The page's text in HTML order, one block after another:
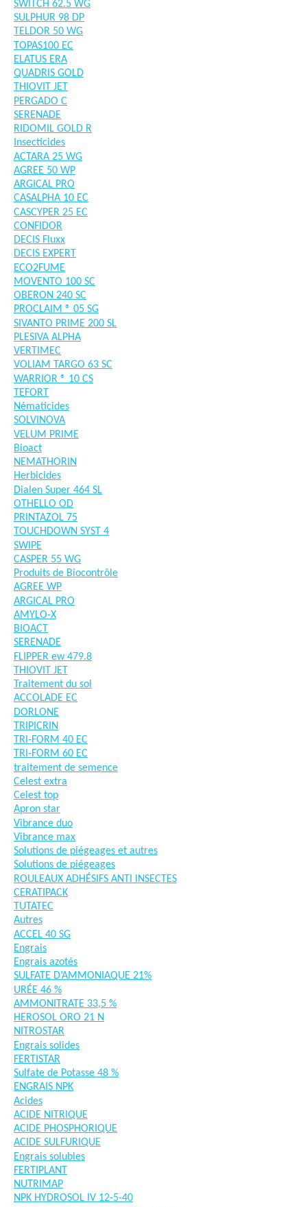
SWITCH 62.5 WG
SULPHUR 98 DP
TELDOR 50 WG
TOPAS100 EC
ELATUS ERA
QUADRIS GOLD
THIOVIT JET
PERGADO C
SERENADE
RIDOMIL GOLD R
Insecticides
ACTARA 25 WG
AGREE 50 WP
ARGICAL PRO
CASALPHA 10 EC
CASCYPER 25 EC
CONFIDOR
DECIS Fluxx
DECIS EXPERT
ECO2FUME
MOVENTO 100 SC
OBERON 240 SC
PROCLAIM ® 05 SG
SIVANTO PRIME 200 SL
PLESIVA ALPHA
VERTIMEC
VOLIAM TARGO 63 SC
WARRIOR ® 10 CS
TEFORT
Nématicides
SOLVINOVA
VELUM PRIME
Bioact
NEMATHORIN
Herbicides
Dialen Super 464 SL
OTHELLO OD
PRINTAZOL 75
TOUCHDOWN SYST 4
SWIPE
CASPER 55 WG
Produits de Biocontrôle
AGREE WP
ARGICAL PRO
AMYLO-X
BIOACT
SERENADE
FLIPPER ew 479.8
THIOVIT JET
Traitement du sol
ACCOLADE EC
DORLONE
TRIPICRIN
TRI-FORM 40 EC
TRI-FORM 60 EC
traitement de semence
Celest extra
Celest top
Apron star
Vibrance duo
Vibrance max
Solutions de piégeages et autres
Solutions de piégeages
ROULEAUX ADHÉSIFS ANTI INSECTES
CERATIPACK
TUTATEC
Autres
ACCEL 40 SG
Engrais
Engrais azotés
SULFATE D’AMMONIAQUE 21%
URÉE 46 %
AMMONITRATE 33,5 %
HEROSOL ORO 21 N
NITROSTAR
Engrais solides
FERTISTAR
Sulfate de Potasse 48 %
ENGRAIS NPK
Acides
ACIDE NITRIQUE
ACIDE PHOSPHORIQUE
ACIDE SULFURIQUE
Engrais solubles
FERTIPLANT
NUTRIMAP
NPK HYDROSOL IV 12-5-40